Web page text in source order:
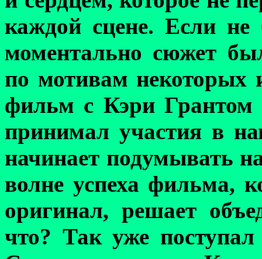
каждой сцене. Если
моментально сюжет
по мотивам некоторых
фильм с Кэри Грантом
принимал участия в
начинает подумывать
волне успеха фильма,
оригинал, решает
что? Так уже